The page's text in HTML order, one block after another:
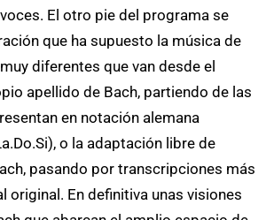
El otro pie del programa se
que ha supuesto la música de
diferentes que van desde el
apellido de Bach, partiendo de las
en notación alemana
o la adaptación libre de
pasando por transcripciones más
original. En definitiva unas visiones